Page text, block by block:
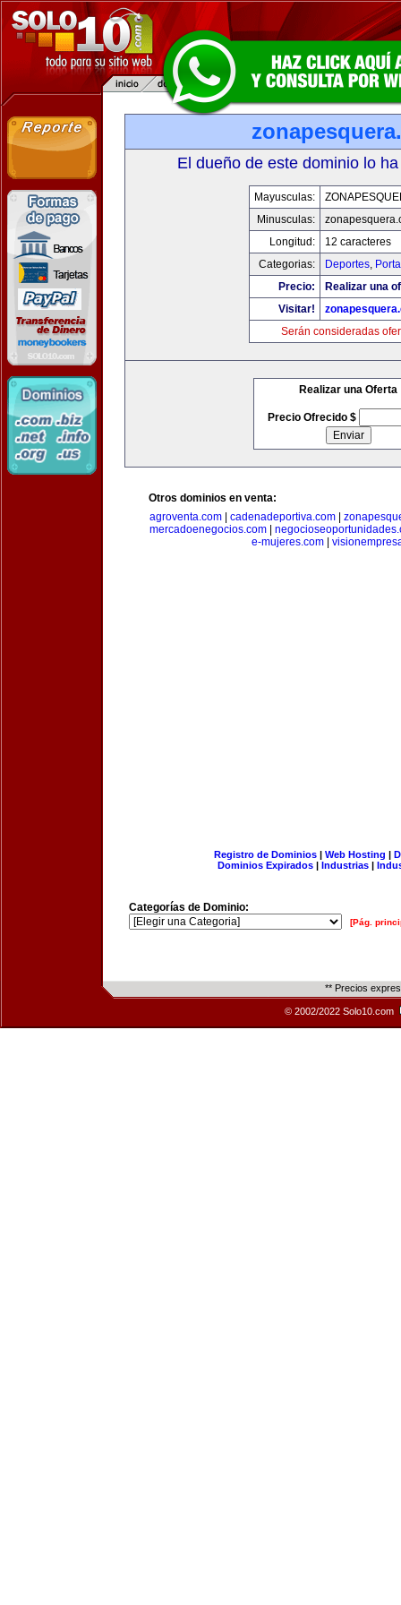
El dueño de este dominio lo
Mayusculas:
Minusculas:
Longitud:
12 caracteres
Categorias:
Deportes,
Precio:
Realizar una
Visitar!
Serán consideradas
Realizar una Oferta
Precio Ofrecido $
Otros dominios en venta:
agroventa.com
cadenadeportiva.com
mercadoenegocios.com
e-mujeres.com
Registro de Dominios| Web Hosting |
Dominios Expirados | Industrias |
Categorías de Dominio:
[Pág.
** Precios
© 2002/2022 Solo10.com